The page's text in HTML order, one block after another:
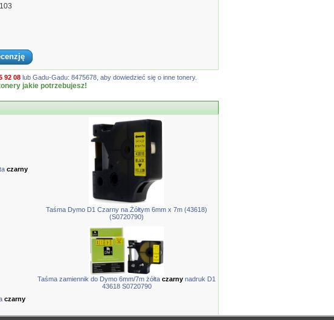
92 08lub Gadu-Gadu: 8475678, aby dowiedzieć się o inne tonery.
jakie potrzebujesz!
czarny
Taśma Dymo D1 Czarny na Żółtym 6mm x 7m (43618)
(S0720790)
czarny
Taśma zamiennik do Dymo 6mm/7m żółta czarny nadruk D1
43618 S0720790